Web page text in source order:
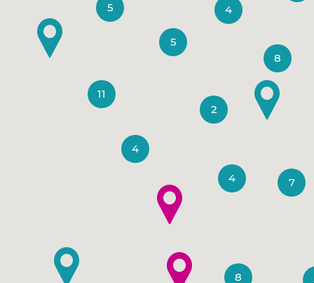
8
5
5
4
11
8
4
2
7
4